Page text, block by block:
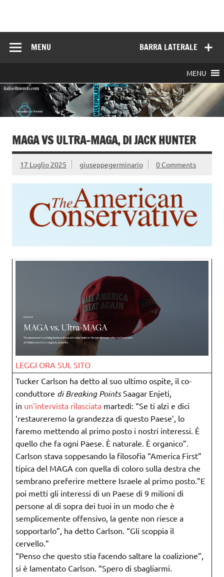
BARRA LATERALE
MENU
MENU
MAGA VS ULTRA-MAGA, DI JACK HUNTER
17 Luglio 2025 giuseppegerminario 0 Comments
LEGGI ORA SUL SITO
Tucker Carlson ha detto al suo ultimo ospite, il co-
conduttore di Breaking PointsSaagar Enjeti,
in un’intervista rilasciata martedì: “Se ti alzi e dici
‘restaureremo la grandezza di questo Paese’, lo
faremo mettendo al primo posto i nostri interessi. È
quello che fa ogni Paese. È naturale. È organico”.
Carlson stava soppesando la filosofia “America First”
tipica del MAGA con quella di coloro sulla destra che
sembrano preferire mettere Israele al primo posto.”E
poi metti gli interessi di un Paese di 9 milioni di
persone al di sopra dei tuoi in un modo che è
semplicemente offensivo, la gente non riesce a
sopportarlo”, ha detto Carlson. “Gli scoppia il
cervello.”
“Penso che questo stia facendo saltare la coalizione”,
si è lamentato Carlson. “Spero di sbagliarmi.